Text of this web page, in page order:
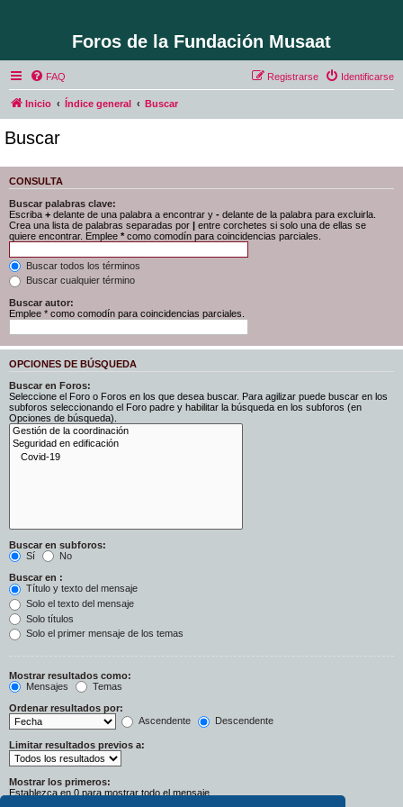
Foros de la Fundación Musaat
FAQ Identificarse
Registrarse
Inicio Índice general Buscar
Buscar
CONSULTA
Buscar palabras clave:
Escriba + delante de una palabra a encontrar y - delante de la palabra para excluirla.
Crea una lista de palabras separadas por | entre corchetes si solo una de ellas se
quiere encontrar. Emplee * como comodín para coincidencias parciales.
Buscar todos los términos
Buscar cualquier término
Buscar autor:
Emplee * como comodín para coincidencias parciales.
OPCIONES DE BÚSQUEDA
Buscar en Foros:
Seleccione el Foro o Foros en los que desea buscar. Para agilizar puede buscar en los
subforos seleccionando el Foro padre y habilitar la búsqueda en los subforos (en
Opciones de búsqueda).
Buscar en subforos:
Sí
No
Buscar en :
Título y texto del mensaje
Solo el texto del mensaje
Solo títulos
Solo el primer mensaje de los temas
Mostrar resultados como:
Mensajes
Temas
Ordenar resultados por:
Ascendente
Descendente
Limitar resultados previos a:
Mostrar los primeros:
Establezca en 0 para mostrar todo el mensaje.